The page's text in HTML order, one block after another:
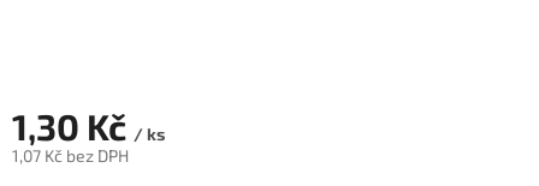
1,30 Kč / ks
1,07 Kč bez DPH